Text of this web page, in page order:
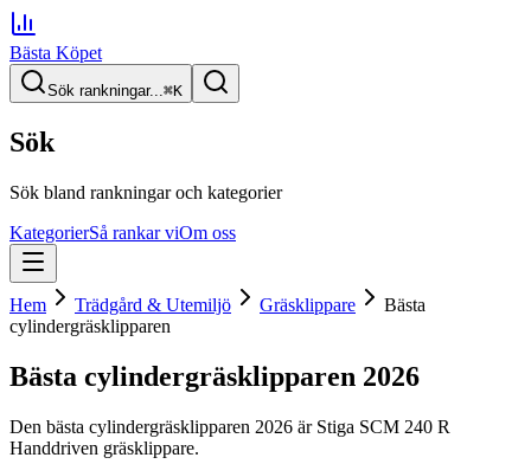
Bästa Köpet
Sök rankningar...⌘K
Sök
Sök bland rankningar och kategorier
KategorierSå rankar viOm oss
Hem Trädgård & Utemiljö Gräsklippare
Bästa
cylindergräsklipparen
Bästa cylindergräsklipparen 2026
Den bästa cylindergräsklipparen 2026 är Stiga SCM 240 R
Handdriven gräsklippare.